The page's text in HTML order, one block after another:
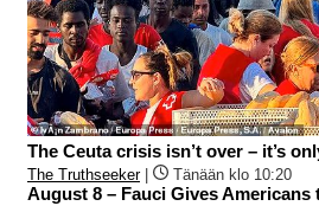
The Ceuta crisis isn’t over – it’s
The Truthseeker| Tänään klo 10:20
August 8 – Fauci Gives Americans